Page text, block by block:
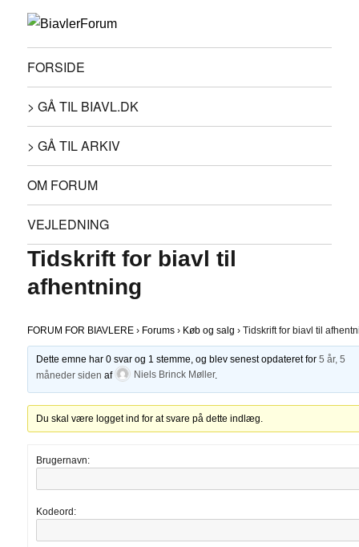
FORSIDE
> GÅ TIL BIAVL.DK
> GÅ TIL ARKIV
OM FORUM
VEJLEDNING
Tidskrift for biavl til
afhentning
FORUM FOR BIAVLERE › Forums › Køb og salg › Tidskrift for biavl til
Dette emne har 0 svar og 1 stemme, og blev senest opdateret for 5 år, 5
måneder siden af Niels Brinck Møller.
Du skal være logget ind for at svare på dette indlæg.
Brugernavn:
Kodeord: